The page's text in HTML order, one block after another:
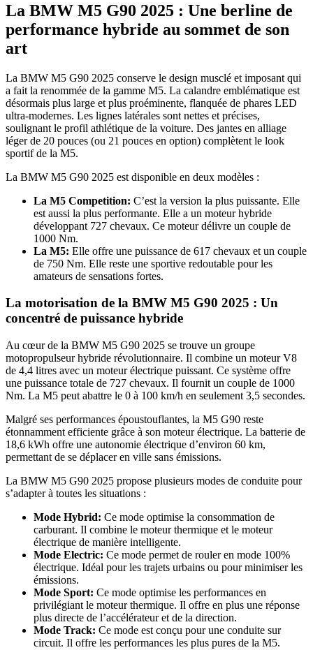
La BMW M5 G90 2025 : Une berline de
performance hybride au sommet de son
art
La BMW M5 G90 2025 conserve le design musclé et imposant qui
a fait la renommée de la gamme M5. La calandre emblématique est
désormais plus large et plus proéminente, flanquée de phares LED
ultra-modernes. Les lignes latérales sont nettes et précises,
soulignant le profil athlétique de la voiture. Des jantes en alliage
léger de 20 pouces (ou 21 pouces en option) complètent le look
sportif de la M5.
La BMW M5 G90 2025 est disponible en deux modèles :
La M5 Competition: C’est la version la plus puissante. Elle
est aussi la plus performante. Elle a un moteur hybride
développant 727 chevaux. Ce moteur délivre un couple de
1000 Nm.
La M5: Elle offre une puissance de 617 chevaux et un couple
de 750 Nm. Elle reste une sportive redoutable pour les
amateurs de sensations fortes.
La motorisation de la BMW M5 G90 2025 : Un
concentré de puissance hybride
Au cœur de la BMW M5 G90 2025 se trouve un groupe
motopropulseur hybride révolutionnaire. Il combine un moteur V8
de 4,4 litres avec un moteur électrique puissant. Ce système offre
une puissance totale de 727 chevaux. Il fournit un couple de 1000
Nm. La M5 peut abattre le 0 à 100 km/h en seulement 3,5 secondes.
Malgré ses performances époustouflantes, la M5 G90 reste
étonnamment efficiente grâce à son moteur électrique. La batterie de
18,6 kWh offre une autonomie électrique d’environ 60 km,
permettant de se déplacer en ville sans émissions.
La BMW M5 G90 2025 propose plusieurs modes de conduite pour
s’adapter à toutes les situations :
Mode Hybrid: Ce mode optimise la consommation de
carburant. Il combine le moteur thermique et le moteur
électrique de manière intelligente.
Mode Electric: Ce mode permet de rouler en mode 100%
électrique. Idéal pour les trajets urbains ou pour minimiser les
émissions.
Mode Sport: Ce mode optimise les performances en
privilégiant le moteur thermique. Il offre en plus une réponse
plus directe de l’accélérateur et de la direction.
Mode Track: Ce mode est conçu pour une conduite sur
circuit. Il offre les performances les plus pures de la M5.